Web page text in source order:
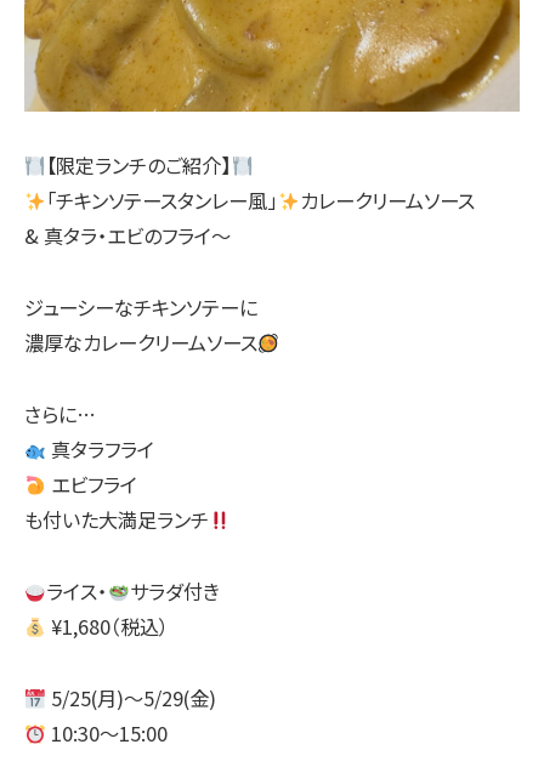
【限定ランチのご紹介】
「チキンソテースタンレー風」
カレークリームソース
& 真タラ・エビのフライ〜
ジューシーなチキンソテーに
濃厚なカレークリームソース
さらに…
真タラフライ
エビフライ
も付いた大満足ランチ
ライス・
サラダ付き
¥1,680（税込）
5/25(月)〜5/29(金)
10:30〜15:00